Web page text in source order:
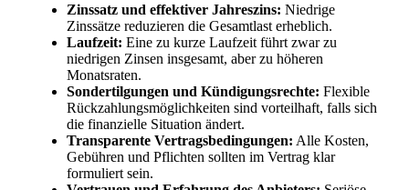
Zinssatz und effektiver Jahreszins: Niedrige
Zinssätze reduzieren die Gesamtlast erheblich.
Laufzeit: Eine zu kurze Laufzeit führt zwar zu
niedrigen Zinsen insgesamt, aber zu höheren
Monatsraten.
Sondertilgungen und Kündigungsrechte: Flexible
Rückzahlungsmöglichkeiten sind vorteilhaft, falls sich
die finanzielle Situation ändert.
Transparente Vertragsbedingungen: Alle Kosten,
Gebühren und Pflichten sollten im Vertrag klar
formuliert sein.